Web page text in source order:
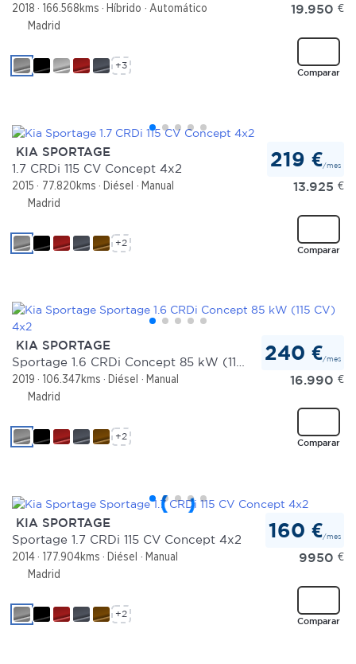
2018 166.568kms Híbrido
Automático
Madrid
19.950 €
Comparar
+3
KIA SPORTAGE
1.7 CRDi 115 CV Concept 4x2
2015 77.820kms Diésel
Manual
Madrid
219 €/mes
13.925 €
Comparar
+2
KIA SPORTAGE
2019 106.347kms Diésel
Manual
Madrid
240 €/mes
16.990 €
Comparar
+2
KIA SPORTAGE
Sportage 1.7 CRDi 115 CV Concept 4x2
2014 177.904kms Diésel
Manual
Madrid
160 €/mes
9950 €
Comparar
+2